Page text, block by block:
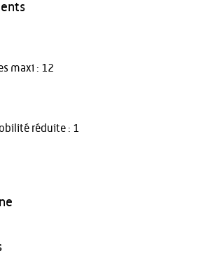
maxi : 12
réduite : 1